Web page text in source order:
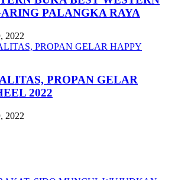
PALANGKA RAYA
2022
PROPAN GELAR
2022
2022